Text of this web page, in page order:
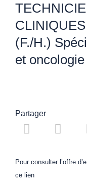
(F./H.)
et oncologie
Partager
Pour consulter l’offre
ce lien